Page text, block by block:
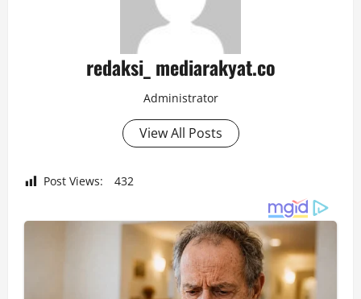
redaksi_ mediarakyat.co
Administrator
View All Posts
Post Views: 432